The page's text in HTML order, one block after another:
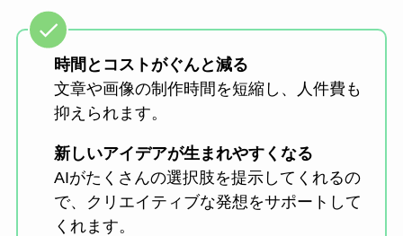
時間とコストがぐんと減る
文章や画像の制作時間を短縮し、人件費も
抑えられます。
新しいアイデアが生まれやすくなる
AIがたくさんの選択肢を提示してくれるの
で、クリエイティブな発想をサポートして
くれます。